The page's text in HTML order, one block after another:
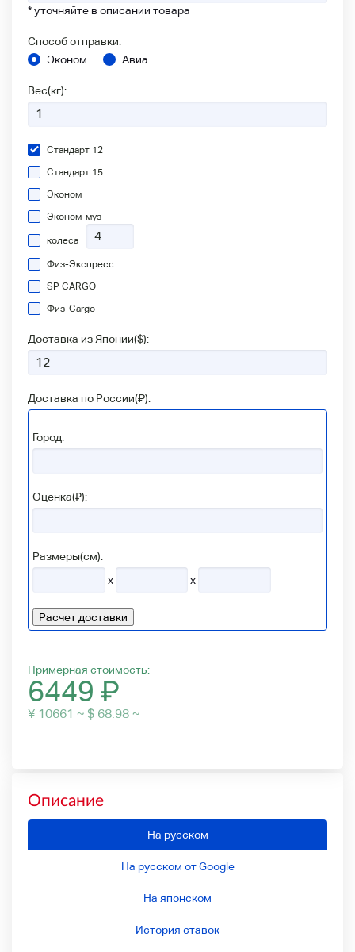
* уточняйте в описании товара
Способ отправки:
Эконом
Авиа
Вес(кг):
Стандарт 12
Стандарт 15
Эконом
Эконом-муз
колеса
Физ-Экспресс
SP CARGO
Физ-Сargo
Доставка из Японии($):
Доставка по России(₽):
Город:
Оценка(₽):
Размеры(см):
x
x
Расчет доставки
Примерная стоимость:
6449 ₽
¥ 10661 ~ $ 68.98 ~
Описание
На русском
На русском от Google
На японском
История ставок